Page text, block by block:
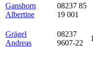
Ganshorn
Albertine
08237 85
19 001
Grägel
Andreas
08237
9607-22